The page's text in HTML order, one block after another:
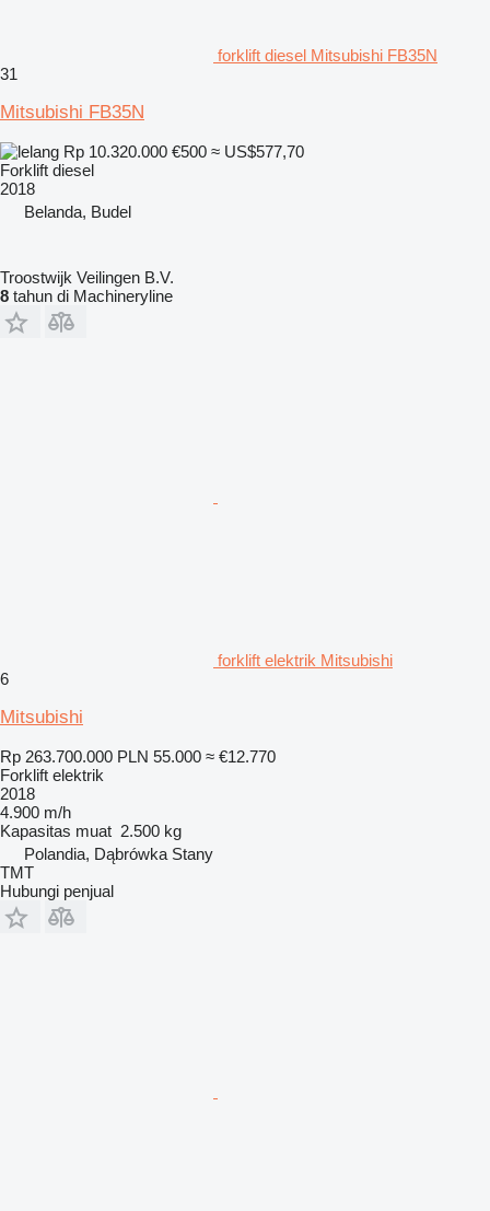
forklift diesel Mitsubishi FB35N
31
Mitsubishi FB35N
Rp 10.320.000 €500 ≈ US$577,70
Forklift diesel
2018
Belanda, Budel
Troostwijk Veilingen B.V.
8 tahun di Machineryline
forklift elektrik Mitsubishi
6
Mitsubishi
Rp 263.700.000 PLN 55.000 ≈ €12.770
Forklift elektrik
2018
4.900 m/h
Kapasitas muat 2.500 kg
Polandia, Dąbrówka Stany
TMT
Hubungi penjual